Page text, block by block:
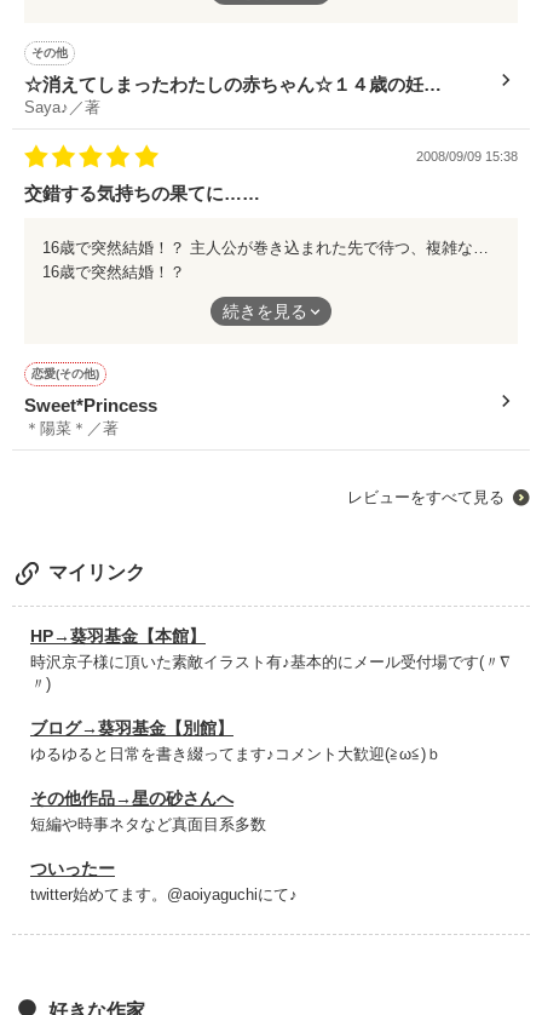
愛。
心に深い傷を追い、それでも生きて成長して行く中で学ぶ事。
それこそがサブタイトルの「本当に伝えたいこと」であり、妊娠
を巡る真実であり。
は丁寧に描かれています。
体を大切にして欲しい、と心から願います。
その他
☆消えてしまったわたしの赤ちゃん☆１４歳の妊
娠・・・ ～セックスを軽く考えないで～
Saya♪／著
2008/09/09 15:38
交錯する気持ちの果てに……
16歳で突然結婚！？ 主人公が巻き込まれた先で待つ、複雑な人間模様。 お姫様願望のある女の子には堪らないシュチュエーションだと思います。 迷路のようにどこに向かっていいのか分からない気持ちをそれぞれ抱えたまま、少しづつ大人になっていく姿に胸を痛めながら……。 読後、少し素直になれたり大人になれたり、そんなメッセージが込められた可愛らしい作品でした♪
16歳で突然結婚！？
主人公が巻き込まれた先で待つ、複雑な人間模様。
います。
迷路のようにどこに向かっていいのか分からない気持ちをそれぞ
れ抱えたまま、少しづつ大人になっていく姿に胸を痛めなが
続きを見る
恋愛(その他)
Sweet*Princess
＊陽菜＊／著
レビューをすべて見る
マイリンク
HP→葵羽基金【本館】
時沢京子様に頂いた素敵イラスト有♪基本的にメール受付場です(〃∇
〃)
ブログ→葵羽基金【別館】
ゆるゆると日常を書き綴ってます♪コメント大歓迎(≧ω≦)ｂ
その他作品→星の砂さんへ
短編や時事ネタなど真面目系多数
ついったー
twitter始めてます。@aoiyaguchiにて♪